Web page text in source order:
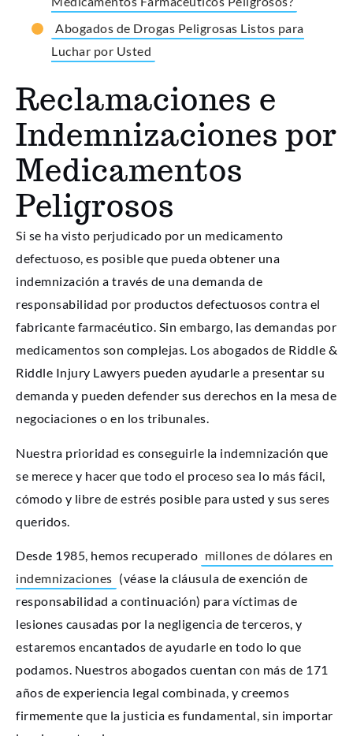
Abogados de Drogas Peligrosas Listos para
Luchar por Usted
Reclamaciones e
Indemnizaciones por
Medicamentos
Peligrosos
Si se ha visto perjudicado por un medicamento
defectuoso, es posible que pueda obtener una
indemnización a través de una demanda de
responsabilidad por productos defectuosos contra el
fabricante farmacéutico. Sin embargo, las demandas por
medicamentos son complejas. Los abogados de Riddle &
Riddle Injury Lawyers pueden ayudarle a presentar su
demanda y pueden defender sus derechos en la mesa de
negociaciones o en los tribunales.
Nuestra prioridad es conseguirle la indemnización que
se merece y hacer que todo el proceso sea lo más fácil,
cómodo y libre de estrés posible para usted y sus seres
queridos.
Desde 1985, hemos recuperado millones de dólares en
indemnizaciones (véase la cláusula de exención de
responsabilidad a continuación) para víctimas de
lesiones causadas por la negligencia de terceros, y
estaremos encantados de ayudarle en todo lo que
podamos. Nuestros abogados cuentan con más de 171
años de experiencia legal combinada, y creemos
firmemente que la justicia es fundamental, sin importar